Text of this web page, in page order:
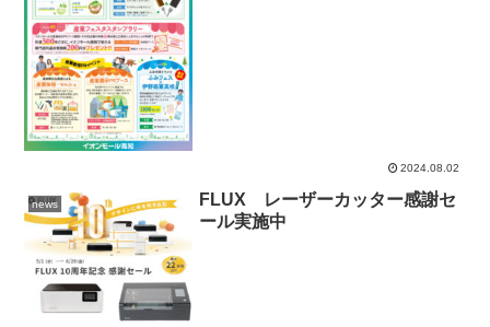
2024.08.02
news
FLUX レーザーカッター感謝セ
ール実施中